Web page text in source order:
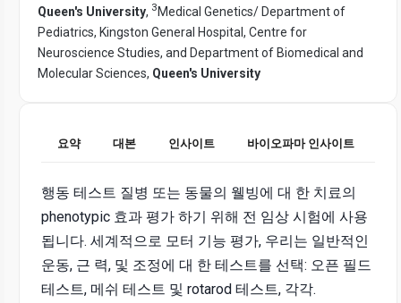
Queen's University, 3 Medical Genetics/ Department of
Pediatrics, Kingston General Hospital, Centre for
Neuroscience Studies, and Department of Biomedical and
Molecular Sciences, Queen's University
요약 대본 인사이트 바이오파마 인사이트
행동 테스트 질병 또는 동물의 웰빙에 대 한 치료의
phenotypic 효과 평가 하기 위해 전 임상 시험에 사용
됩니다. 세계적으로 모터 기능 평가, 우리는 일반적인
운동, 근 력, 및 조정에 대 한 테스트를 선택: 오픈 필드
테스트, 메쉬 테스트 및 rotarod 테스트, 각각.